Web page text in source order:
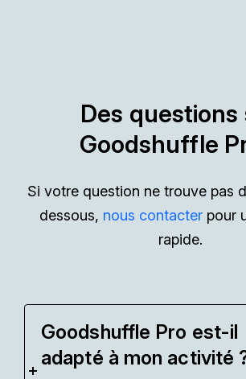
Des questions
Goodshuffle
Si votre question ne trouve pas
dessous, nous contacterpour
rapide.
Goodshuffle Pro est-il
adapté à mon activité